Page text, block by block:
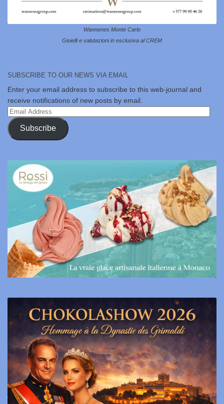
Wannenes Monte Carlo
Gioielli e valutazioni in esclusiva al CREM
SUBSCRIBE TO OUR NEWS VIA EMAIL
Enter your email address to subscribe to this web-journal and
receive notifications of new posts by email.
Email
Address
Subscribe